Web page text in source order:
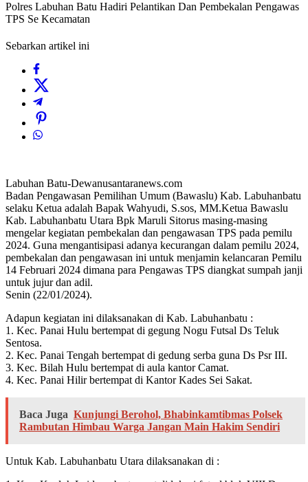
Polres Labuhan Batu Hadiri Pelantikan Dan Pembekalan Pengawas
TPS Se Kecamatan
Sebarkan artikel ini
Labuhan Batu-Dewanusantaranews.com
Badan Pengawasan Pemilihan Umum (Bawaslu) Kab. Labuhanbatu
selaku Ketua adalah Bapak Wahyudi, S.sos, MM.Ketua Bawaslu
Kab. Labuhanbatu Utara Bpk Maruli Sitorus masing-masing
mengelar kegiatan pembekalan dan pengawasan TPS pada pemilu
2024. Guna mengantisipasi adanya kecurangan dalam pemilu 2024,
pembekalan dan pengawasan ini untuk menjamin kelancaran Pemilu
14 Februari 2024 dimana para Pengawas TPS diangkat sumpah janji
untuk jujur dan adil.
Senin (22/01/2024).
Adapun kegiatan ini dilaksanakan di Kab. Labuhanbatu :
1. Kec. Panai Hulu bertempat di gegung Nogu Futsal Ds Teluk
Sentosa.
2. Kec. Panai Tengah bertempat di gedung serba guna Ds Psr III.
3. Kec. Bilah Hulu bertempat di aula kantor Camat.
4. Kec. Panai Hilir bertempat di Kantor Kades Sei Sakat.
Baca Juga Kunjungi Berohol, Bhabinkamtibmas Polsek
Rambutan Himbau Warga Jangan Main Hakim Sendiri
Untuk Kab. Labuhanbatu Utara dilaksanakan di :